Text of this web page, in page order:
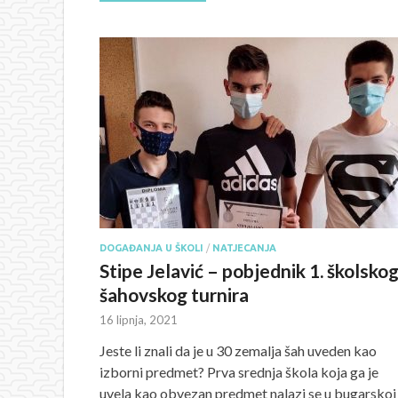
DOGAĐANJA U ŠKOLI / NATJECANJA
Stipe Jelavić – pobjednik 1. školskog
šahovskog turnira
16 lipnja, 2021
Jeste li znali da je u 30 zemalja šah uveden kao
izborni predmet? Prva srednja škola koja ga je
uvela kao obvezan predmet nalazi se u bugarskoj